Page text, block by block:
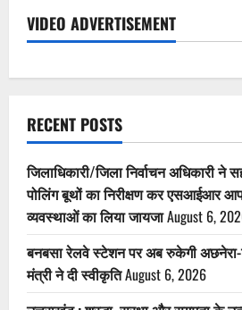
VIDEO ADVERTISEMENT
RECENT POSTS
जिलाधिकारी/जिला निर्वाचन अधिकारी ने
पोलिंग बूथों का निरीक्षण कर एसआईआर
व्यवस्थाओं का लिया जायजाAugust 6,
बनबसा रेलवे स्टेशन पर अब रुकेगी
मंत्री ने दी स्वीकृतिAugust 6, 2026